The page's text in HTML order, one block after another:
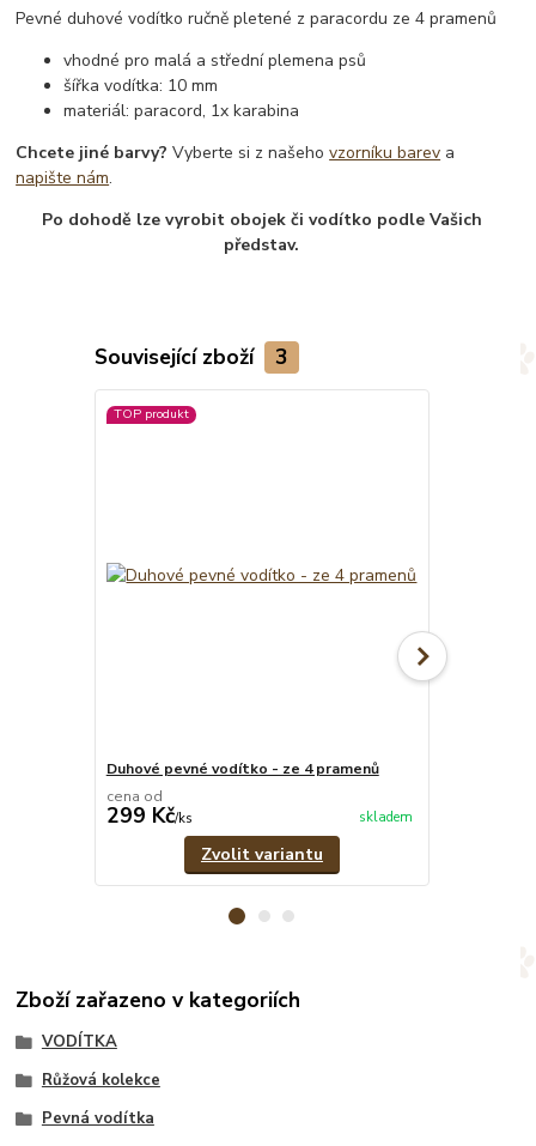
Pevné duhové vodítko ručně pletené z paracordu ze 4 pramenů
vhodné pro malá a střední plemena psů
šířka vodítka: 10 mm
materiál: paracord, 1x karabina
Chcete jiné barvy? Vyberte si z našehovzorníku barev a
napište nám.
Po dohodě lze vyrobit obojek či vodítko podle Vašich
představ.
Související zboží 3
TOP produkt
Duhové pevné vodítko - ze 4 pramenů
cena od
299 Kč/ks skladem
Zvolit variantu
Zboží zařazeno v kategoriích
VODÍTKA
Růžová kolekce
Pevná vodítka